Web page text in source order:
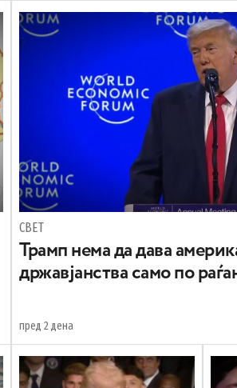
СВЕТ
Трамп нема да дава
државјанства само по
пред 2 дена